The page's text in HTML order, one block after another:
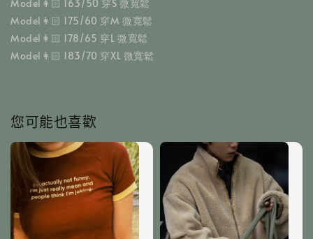
Model👩🏻 163/50 穿S 微寬鬆
Model👩🏻 175/60 穿M 微寬鬆
Model👩🏻 178/65 穿L 微寬鬆
Model👩🏻 183/70 穿XL 微寬鬆
您可能也喜歡